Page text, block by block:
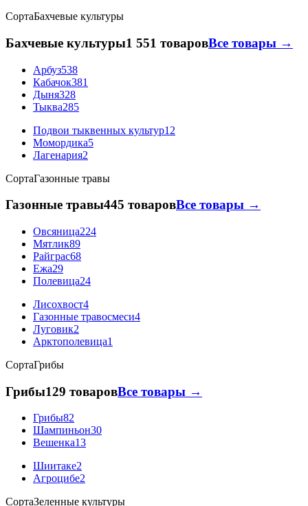
СортаБахчевые культуры
Бахчевые культуры1 551 товаровВсе товары →
Арбуз538
Кабачок381
Дыня328
Тыква285
Подвои тыквенных культур12
Момордика5
Лагенария2
СортаГазонные травы
Газонные травы445 товаровВсе товары →
Овсяница224
Мятлик89
Райграс68
Ежа29
Полевица24
Лисохвост4
Газонные травосмеси4
Луговик2
Арктополевица1
СортаГрибы
Грибы129 товаровВсе товары →
Грибы82
Шампиньон30
Вешенка13
Шиитаке2
Агроцибе2
СортаЗеленные культуры